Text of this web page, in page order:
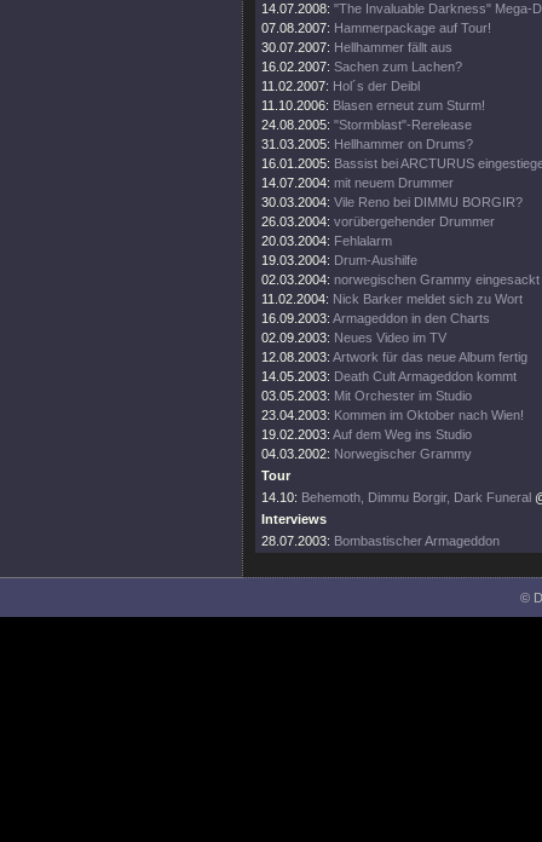
14.07.2008: "The Invaluable Darkness" Mega-
07.08.2007: Hammerpackage auf Tour!
30.07.2007: Hellhammer fällt aus
16.02.2007: Sachen zum Lachen?
11.02.2007: Hol´s der Deibl
11.10.2006: Blasen erneut zum Sturm!
24.08.2005: "Stormblast"-Rerelease
31.03.2005: Hellhammer on Drums?
16.01.2005: Bassist bei ARCTURUS
14.07.2004: mit neuem Drummer
30.03.2004: Vile Reno bei DIMMU BORGIR?
26.03.2004: vorübergehender Drummer
20.03.2004: Fehlalarm
19.03.2004: Drum-Aushilfe
02.03.2004: norwegischen Grammy eingesackt
11.02.2004: Nick Barker meldet sich zu Wort
16.09.2003: Armageddon in den Charts
02.09.2003: Neues Video im TV
12.08.2003: Artwork für das neue Album fertig
14.05.2003: Death Cult Armageddon kommt
03.05.2003: Mit Orchester im Studio
23.04.2003: Kommen im Oktober nach Wien!
19.02.2003: Auf dem Weg ins Studio
04.03.2002: Norwegischer Grammy
Tour
14.10: Behemoth, Dimmu Borgir, Dark Funeral
Interviews
28.07.2003: Bombastischer Armageddon
©